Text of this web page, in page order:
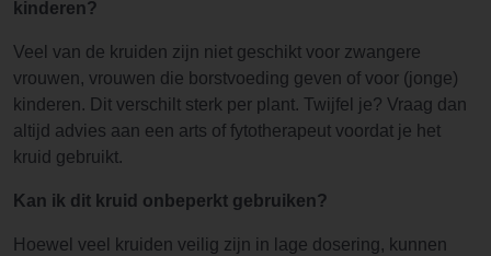
kinderen?
Veel van de kruiden zijn niet geschikt voor zwangere
vrouwen, vrouwen die borstvoeding geven of voor (jonge)
kinderen. Dit verschilt sterk per plant. Twijfel je? Vraag dan
altijd advies aan een arts of fytotherapeut voordat je het
kruid gebruikt.
Kan ik dit kruid onbeperkt gebruiken?
Hoewel veel kruiden veilig zijn in lage dosering, kunnen